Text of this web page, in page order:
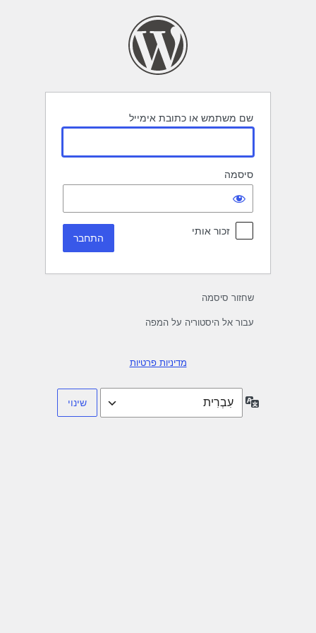
שם משתמש או כתובת אימייל
סיסמה
זכור אותי
שחזור סיסמה
עבור אל היסטוריה על המפה
מדיניות פרטיות
שפה